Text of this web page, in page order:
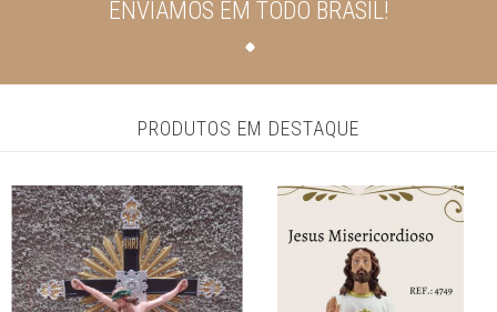
ENVIAMOS EM TODO BRASIL!
PRODUTOS EM DESTAQUE